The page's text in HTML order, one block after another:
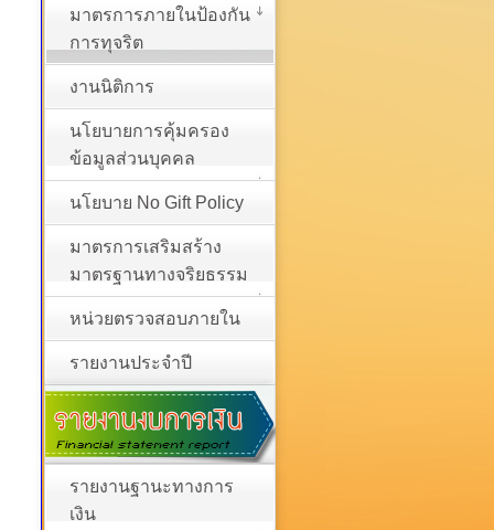
มาตรการภายในป้องกัน
การทุจริต
งานนิติการ
นโยบายการคุ้มครอง
ข้อมูลส่วนบุคคล
นโยบาย No Gift Policy
มาตรการเสริมสร้าง
มาตรฐานทางจริยธรรม
หน่วยตรวจสอบภายใน
รายงานประจำปี
รายงานฐานะทางการ
เงิน